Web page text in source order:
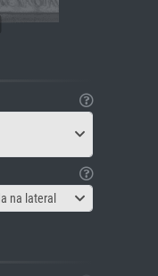
na lateral